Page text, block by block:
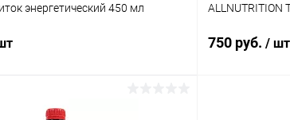
энергетический 450 мл
В корзину
ALLNUTRITION
750 руб. / шт